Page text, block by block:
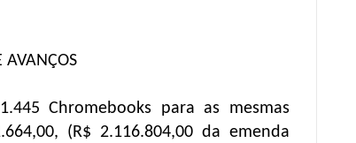
AVANÇOS
Chromebooks para as mesmas
(R$ 2.116.804,00 da emenda